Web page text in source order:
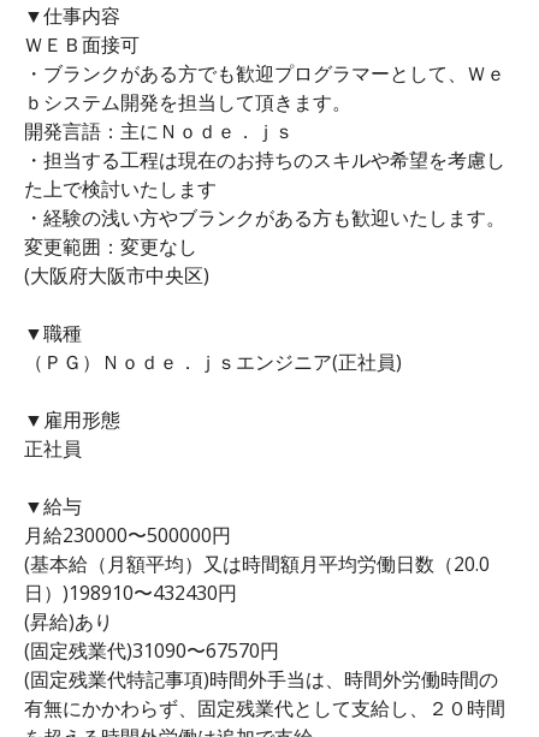
▼仕事内容
ＷＥＢ面接可
・ブランクがある方でも歓迎プログラマーとして、Ｗｅ
ｂシステム開発を担当して頂きます。
開発言語：主にＮｏｄｅ．ｊｓ
・担当する工程は現在のお持ちのスキルや希望を考慮し
た上で検討いたします
・経験の浅い方やブランクがある方も歓迎いたします。
変更範囲：変更なし
(大阪府大阪市中央区)
▼職種
（ＰＧ）Ｎｏｄｅ．ｊｓエンジニア(正社員)
▼雇用形態
正社員
▼給与
月給230000〜500000円
(基本給（月額平均）又は時間額月平均労働日数（20.0
日）)198910〜432430円
(昇給)あり
(固定残業代)31090〜67570円
(固定残業代特記事項)時間外手当は、時間外労働時間の
有無にかかわらず、固定残業代として支給し、２０時間